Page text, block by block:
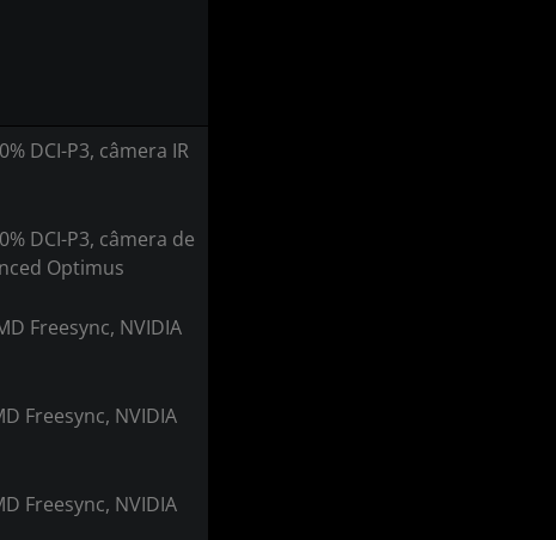
DCI-P3, câmera IR
DCI-P3, câmera de
Optimus
Freesync, NVIDIA
Freesync, NVIDIA
Freesync, NVIDIA